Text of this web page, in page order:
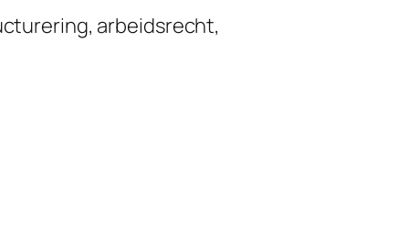
arbeidsrecht,